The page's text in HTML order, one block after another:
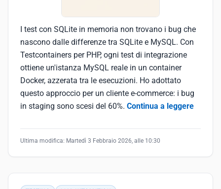
I test con SQLite in memoria non trovano i bug che
nascono dalle differenze tra SQLite e MySQL. Con
Testcontainers per PHP, ogni test di integrazione
ottiene un'istanza MySQL reale in un container
Docker, azzerata tra le esecuzioni. Ho adottato
questo approccio per un cliente e-commerce: i bug
in staging sono scesi del 60%. Continua a leggere
Ultima modifica: Martedì 3 Febbraio 2026, alle 10:30